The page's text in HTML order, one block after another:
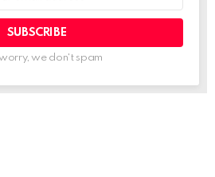
we don't spam